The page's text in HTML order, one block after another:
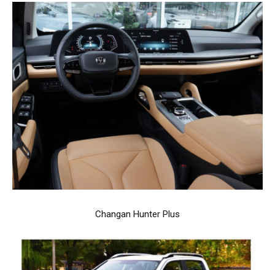
Changan Hunter Plus